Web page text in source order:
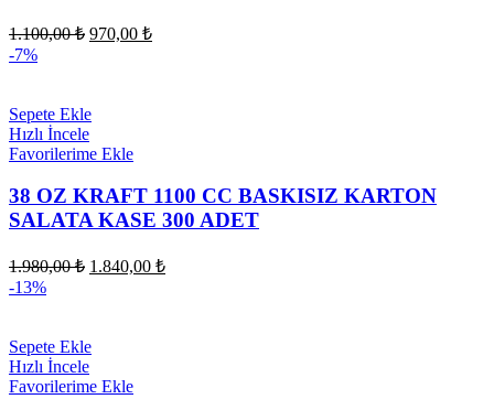
1.100,00₺ Orijinal
970,00 ₺Şu
-7%
Sepete Ekle
Hızlı İncele
Favorilerime Ekle
38 OZ KRAFT 1100 CC BASKISIZ KARTON
SALATA KASE 300 ADET
1.980,00₺ Orijinal
1.840,00 ₺Şu
-13%
Sepete Ekle
Hızlı İncele
Favorilerime Ekle